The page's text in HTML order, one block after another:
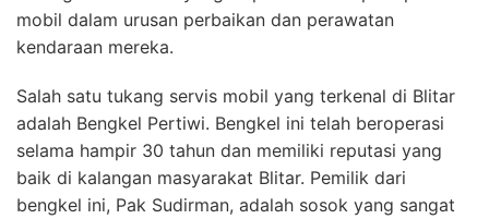
mobil dalam urusan perbaikan dan perawatan
kendaraan mereka.
Salah satu tukang servis mobil yang terkenal di Blitar
adalah Bengkel Pertiwi. Bengkel ini telah beroperasi
selama hampir 30 tahun dan memiliki reputasi yang
baik di kalangan masyarakat Blitar. Pemilik dari
bengkel ini, Pak Sudirman, adalah sosok yang sangat